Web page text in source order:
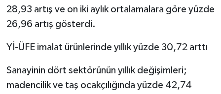
28,93 artış ve on iki aylık ortalamalara göre yüzde
26,96 artış gösterdi.
Yİ-ÜFE imalat ürünlerinde yıllık yüzde 30,72 arttı
Sanayinin dört sektörünün yıllık değişimleri;
madencilik ve taş ocakçılığında yüzde 42,74